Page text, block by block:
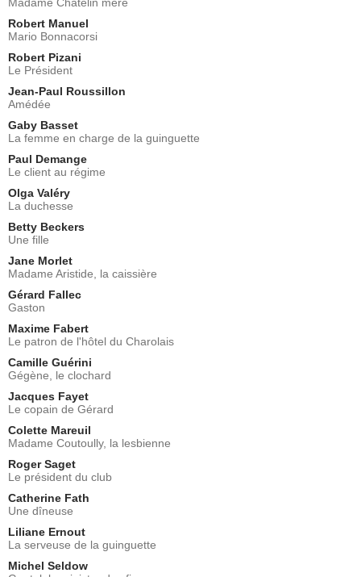
Robert Manuel
Mario Bonnacorsi
Robert Pizani
Le Président
Jean-Paul Roussillon
Amédée
Gaby Basset
La femme en charge de la guinguette
Paul Demange
Le client au régime
Olga Valéry
La duchesse
Betty Beckers
Une fille
Jane Morlet
Madame Aristide, la caissière
Gérard Fallec
Gaston
Maxime Fabert
Le patron de l'hôtel du Charolais
Camille Guérini
Gégène, le clochard
Jacques Fayet
Le copain de Gérard
Colette Mareuil
Madame Coutoully, la lesbienne
Roger Saget
Le président du club
Catherine Fath
Une dîneuse
Liliane Ernout
La serveuse de la guinguette
Michel Seldow